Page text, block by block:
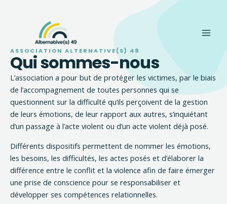
ASSOCIATION ALTERNATIVE(S) 49
Qui sommes-nous
L’association a pour but de protéger les victimes, par le biais
de l’accompagnement de toutes personnes qui se
questionnent sur la difficulté qu’ils perçoivent de la gestion
de leurs émotions, de leur rapport aux autres, s’inquiétant
d’un passage à l’acte violent ou d’un acte violent déjà posé.
Différents dispositifs permettent de nommer les émotions,
les besoins, les difficultés, les actes posés et d’élaborer la
différence entre le conflit et la violence afin de faire émerger
une prise de conscience pour se responsabiliser et
développer ses compétences relationnelles.